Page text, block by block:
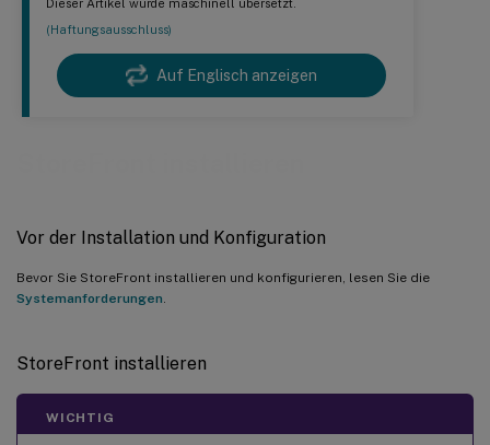
Dieser Artikel wurde maschinell übersetzt.
(Haftungsausschluss)
Auf Englisch anzeigen
Vor der Installation und Konfiguration
Bevor Sie StoreFront installieren und konfigurieren, lesen Sie die
Systemanforderungen
StoreFront installieren
WICHTIG